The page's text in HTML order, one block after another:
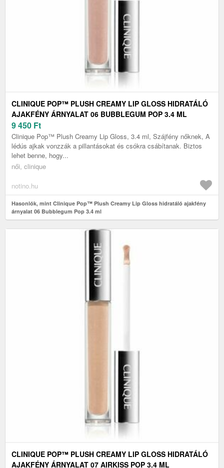
CLINIQUE POP™ PLUSH CREAMY LIP GLOSS HIDRATÁLÓ
AJAKFÉNY ÁRNYALAT 06 BUBBLEGUM POP 3.4 ML
9 450 Ft
Clinique Pop™ Plush Creamy Lip Gloss, 3.4 ml, Szájfény nőknek, A
lédús ajkak vonzzák a pillantásokat és csókra csábítanak. Biztos
lehet benne, hogy...
női, clinique
notino.hu
Hasonlók, mint Clinique Pop™ Plush Creamy Lip Gloss hidratáló ajakfény
árnyalat 06 Bubblegum Pop 3.4 ml
CLINIQUE POP™ PLUSH CREAMY LIP GLOSS HIDRATÁLÓ
AJAKFÉNY ÁRNYALAT 07 AIRKISS POP 3.4 ML